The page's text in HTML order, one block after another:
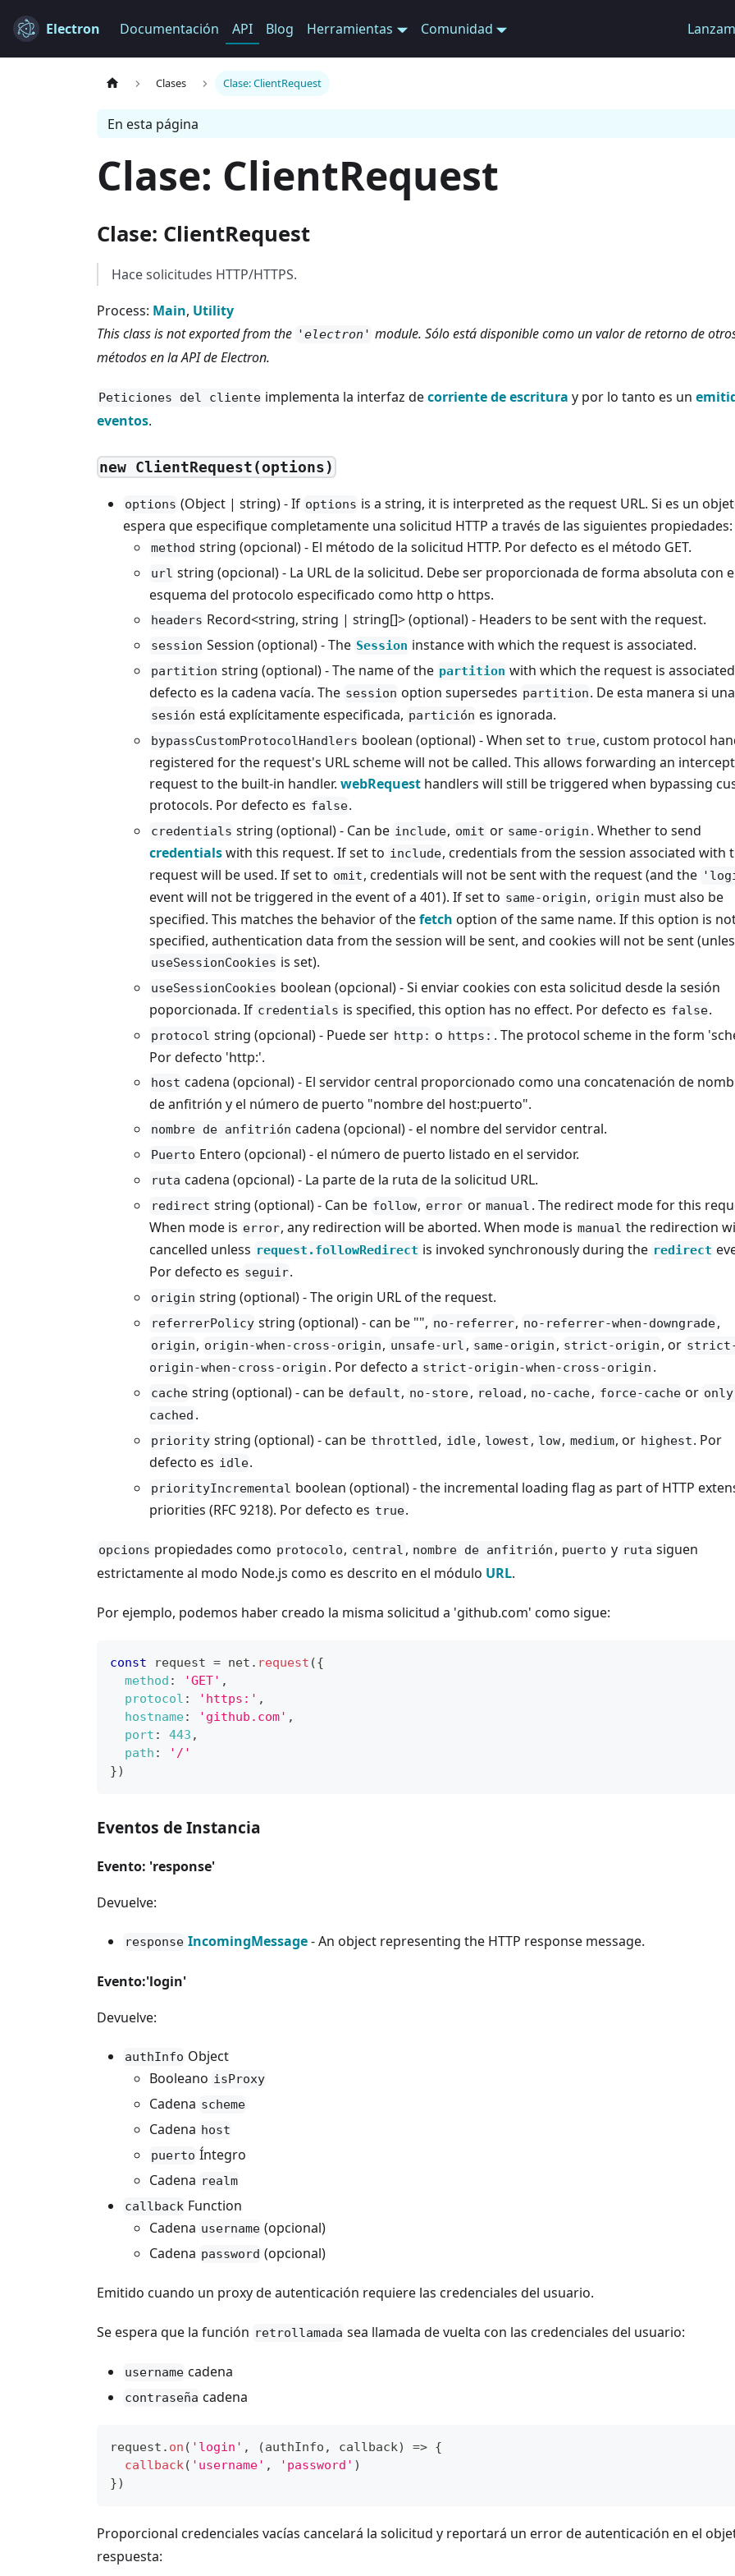
Electron Documentación API Blog Herramientas Comunidad
Clases Clase: ClientRequest
En esta página
Clase: ClientRequest
Clase: ClientRequest
Hace solicitudes HTTP/HTTPS.
Process: Main, Utility
This class is not exported from the 'electron' module. Sólo está disponible como un valor de retorno de
métodos en la API de Electron.
Peticiones del cliente implementa la interfaz decorriente de escritura y por lo tanto es un
eventos.
new ClientRequest(options)
options (Object | string) - If options is a string, it is interpreted as the request URL. Si es un
espera que especifique completamente una solicitud HTTP a través de las siguientes propiedades:
method string (opcional) - El método de la solicitud HTTP. Por defecto es el método GET.
url string (opcional) - La URL de la solicitud. Debe ser proporcionada de forma absoluta con
esquema del protocolo especificado como http o https.
headers Record<string, string | string[]> (optional) - Headers to be sent with the request.
session Session (optional) - The Session instance with which the request is associated.
partition string (optional) - The name of the partition with which the request is
defecto es la cadena vacía. The session option supersedes partition. De esta manera si una
sesión está explícitamente especificada, partición es ignorada.
bypassCustomProtocolHandlers boolean (optional) - When set to true, custom protocol
registered for the request's URL scheme will not be called. This allows forwarding an
request to the built-in handler. webRequest handlers will still be triggered when bypassing
protocols. Por defecto es false.
credentials string (optional) - Can be include, omit or same-origin . Whether to send
credentialswith this request. If set to include, credentials from the session associated with
request will be used. If set to omit, credentials will not be sent with the request (and the
event will not be triggered in the event of a 401). If set to same-origin, origin must also be
specified. This matches the behavior of thefetch option of the same name. If this option is
specified, authentication data from the session will be sent, and cookies will not be sent
useSessionCookies is set).
useSessionCookies boolean (opcional) - Si enviar cookies con esta solicitud desde la sesión
poporcionada. If credentials is specified, this option has no effect. Por defecto es false.
protocol string (opcional) - Puede ser http: o https: . The protocol scheme in the form
Por defecto 'http:'.
host cadena (opcional) - El servidor central proporcionado como una concatenación de
de anfitrión y el número de puerto "nombre del host:puerto".
nombre de anfitrión cadena (opcional) - el nombre del servidor central.
Puerto Entero (opcional) - el número de puerto listado en el servidor.
ruta cadena (opcional) - La parte de la ruta de la solicitud URL.
redirect string (optional) - Can be follow, error or manual . The redirect mode for this
When mode is error, any redirection will be aborted. When mode is manual the redirection
cancelled unless request.followRedirect is invoked synchronously during the redirect
Por defecto es seguir.
origin string (optional) - The origin URL of the request.
referrerPolicy string (optional) - can be "", no-referrer, no-referrer-when-downgrade,
origin, origin-when-cross-origin, unsafe-url , same-origin , strict-origin , or
origin-when-cross-origin . Por defecto a strict-origin-when-cross-origin .
cache string (optional) - can be default, no-store, reload , no-cache, force-cache or
cached .
priority string (optional) - can be throttled, idle, lowest , low, medium, or highest. Por
defecto es idle.
priorityIncremental boolean (optional) - the incremental loading flag as part of HTTP
priorities (RFC 9218). Por defecto es true.
opcions propiedades como protocolo, central , nombre de anfitrión , puerto y ruta siguen
estrictamente al modo Node.js como es descrito en el módulo URL.
Por ejemplo, podemos haber creado la misma solicitud a 'github.com' como sigue:
const request = net . request ({
method : 'GET' ,
protocol : 'https:' ,
hostname: 'github.com' ,
port : 443 ,
path :
'/'
})
Eventos de Instancia
Evento: 'response'
Devuelve:
response IncomingMessage- An object representing the HTTP response message.
Evento:'login'
Devuelve:
authInfo Object
Booleano isProxy
Cadena scheme
Cadena host
puerto Íntegro
Cadena realm
callback Function
Cadena username (opcional)
Cadena password (opcional)
Emitido cuando un proxy de autenticación requiere las credenciales del usuario.
Se espera que la función retrollamada sea llamada de vuelta con las credenciales del usuario:
username cadena
contraseña cadena
request . on ( 'login' , (authInfo , callback) => {
callback( 'username' , 'password' )
})
Proporcional credenciales vacías cancelará la solicitud y reportará un error de autenticación en el
respuesta: